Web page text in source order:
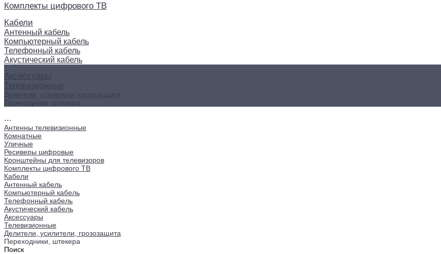
Комплекты цифрового ТВ
Кабели
Антенный кабель
Компьютерный кабель
Телефонный кабель
Акустический кабель
Аксессуары
Телевизионные
Делители, усилители, грозозащита
Переходники, штекера
...
Антенны телевизионные
Комнатные
Уличные
Ресиверы цифровые
Кронштейны для телевизоров
Комплекты цифрового ТВ
Кабели
Антенный кабель
Компьютерный кабель
Телефонный кабель
Акустический кабель
Аксессуары
Телевизионные
Делители, усилители, грозозащита
Переходники, штекера
Поиск